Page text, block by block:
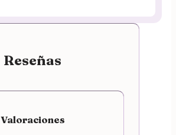
Reseñas
Valoraciones